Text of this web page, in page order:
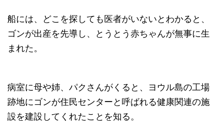
船には、どこを探しても医者がいないとわかると、
ゴンが出産を先導し、とうとう赤ちゃんが無事に生
まれた。
病室に母や姉、パクさんがくると、ヨウル島の工場
跡地にゴンが住民センターと呼ばれる健康関連の施
設を建設してくれたことを知る。